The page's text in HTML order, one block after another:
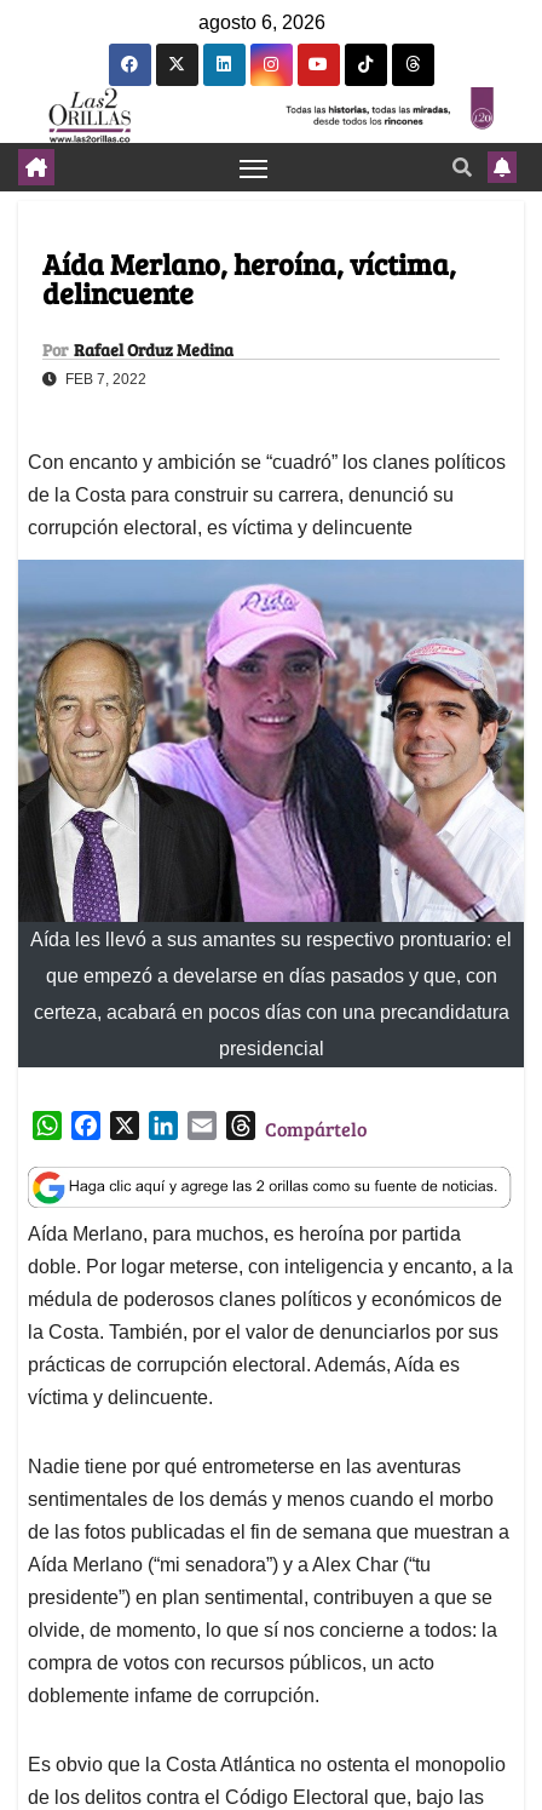
agosto 6, 2026
Aída Merlano, heroína, víctima,
delincuente
Por Rafael Orduz Medina
FEB 7, 2022
Con encanto y ambición se “cuadró” los clanes políticos
de la Costa para construir su carrera, denunció su
corrupción electoral, es víctima y delincuente
Aída les llevó a sus amantes su respectivo prontuario: el
que empezó a develarse en días pasados y que, con
certeza, acabará en pocos días con una precandidatura
presidencial
W
a
t
s
A
p
p
c
e
b
o
o
k
n
k
e
d
I
n
a
i
l
T
r
e
a
d
s
Compártelo
Aída Merlano, para muchos, es heroína por partida
doble. Por logar meterse, con inteligencia y encanto, a la
médula de poderosos clanes políticos y económicos de
la Costa. También, por el valor de denunciarlos por sus
prácticas de corrupción electoral. Además, Aída es
víctima y delincuente.
Nadie tiene por qué entrometerse en las aventuras
sentimentales de los demás y menos cuando el morbo
de las fotos publicadas el fin de semana que muestran a
Aída Merlano (“mi senadora”) y a Alex Char (“tu
presidente”) en plan sentimental, contribuyen a que se
olvide, de momento, lo que sí nos concierne a todos: la
compra de votos con recursos públicos, un acto
doblemente infame de corrupción.
Es obvio que la Costa Atlántica no ostenta el monopolio
de los delitos contra el Código Electoral que, bajo las